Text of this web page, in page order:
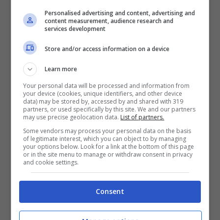
Il nostro cibo non farà altro che farlo vivere
meno e rovinargli il pelo. Dobbiamo quindi,
prenderci cura di lui, acquistando cibo per
cani.
e la razza.
Prenditi cura della sua igiene
L’igiene del tuo cane è fondamentale, sia per
la sua salute che per la tua! Un cane poco
curato può attirare pappataci e parassiti, ed è
per questo chedeve essere pulito con
Personalised advertising and content, advertising and
content measurement, audience research and
services development
Store and/or access information on a device
Learn more
Your personal data will be processed and information from
your device (cookies, unique identifiers, and other device
data) may be stored by, accessed by and shared with 319
partners, or used specifically by this site. We and our partners
may use precise geolocation data. List of partners.
Some vendors may process your personal data on the basis
of legitimate interest, which you can object to by managing
your options below. Look for a link at the bottom of this page
or in the site menu to manage or withdraw consent in privacy
and cookie settings.
Consent